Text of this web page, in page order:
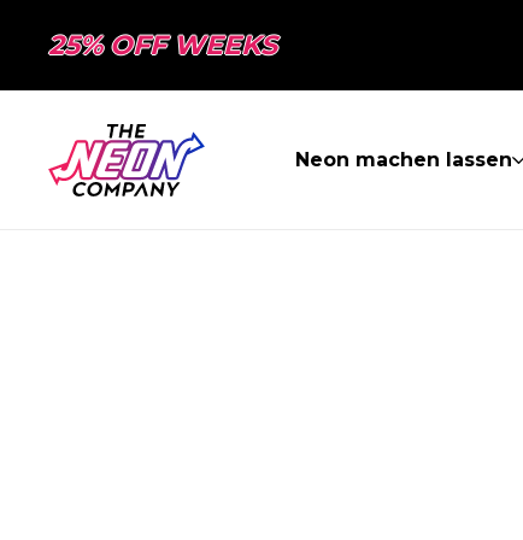
25% OFF WEEKS
Neon machen lassen